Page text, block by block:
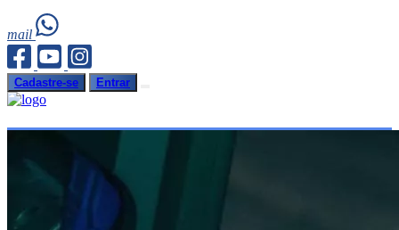
mail
Cadastre-se Entrar